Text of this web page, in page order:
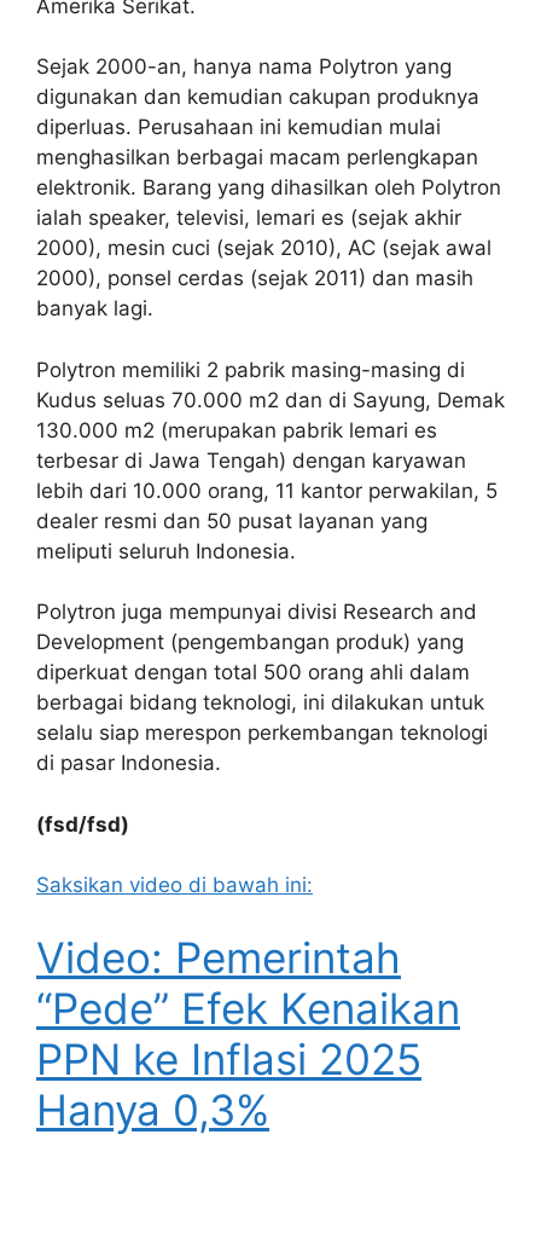
Amerika Serikat.
Sejak 2000-an, hanya nama Polytron yang
digunakan dan kemudian cakupan produknya
diperluas. Perusahaan ini kemudian mulai
menghasilkan berbagai macam perlengkapan
elektronik. Barang yang dihasilkan oleh Polytron
ialah speaker, televisi, lemari es (sejak akhir
2000), mesin cuci (sejak 2010), AC (sejak awal
2000), ponsel cerdas (sejak 2011) dan masih
banyak lagi.
Polytron memiliki 2 pabrik masing-masing di
Kudus seluas 70.000 m2 dan di Sayung, Demak
130.000 m2 (merupakan pabrik lemari es
terbesar di Jawa Tengah) dengan karyawan
lebih dari 10.000 orang, 11 kantor perwakilan, 5
dealer resmi dan 50 pusat layanan yang
meliputi seluruh Indonesia.
Polytron juga mempunyai divisi Research and
Development (pengembangan produk) yang
diperkuat dengan total 500 orang ahli dalam
berbagai bidang teknologi, ini dilakukan untuk
selalu siap merespon perkembangan teknologi
di pasar Indonesia.
(fsd/fsd)
Saksikan video di bawah ini:
Video: Pemerintah
“Pede” Efek Kenaikan
PPN ke Inflasi 2025
Hanya 0,3%